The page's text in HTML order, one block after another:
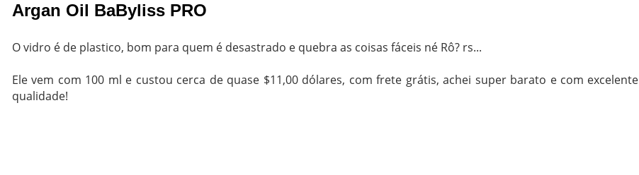
Argan Oil BaByliss PRO
O vidro é de plastico, bom para quem é desastrado e quebra as coisas fáceis né Rô? rs...
Ele vem com 100 ml e custou cerca de quase $11,00 dólares, com frete grátis, achei super barato e com excelente
qualidade!